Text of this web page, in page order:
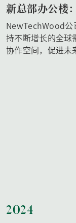
新总部办公楼
NewTechWood公
持不断增长的全球
协作空间，促进未
2024